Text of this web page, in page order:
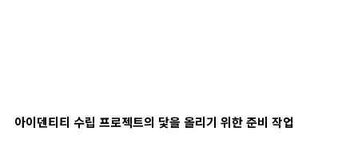
아이덴티티 수립 프로젝트의 닻을 올리기 위한 준비 작업